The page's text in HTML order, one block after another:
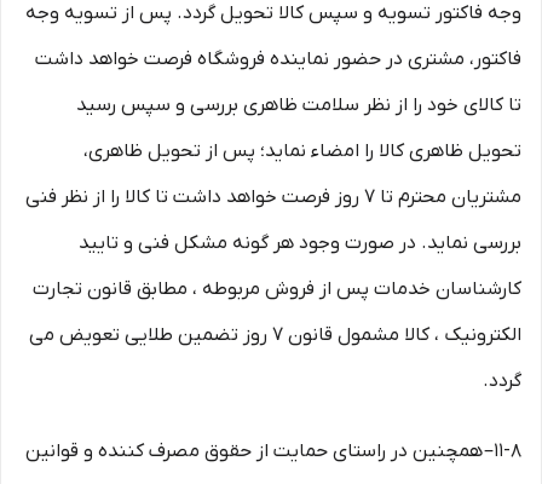
وجه فاکتور تسویه و سپس کالا تحویل گردد. پس از تسویه وجه
فاکتور، مشتری در حضور نماینده فروشگاه فرصت خواهد داشت
تا کالای خود را از نظر سلامت ظاهری بررسی و سپس رسید
تحویل ظاهری کالا را امضاء نماید؛ پس از تحویل ظاهری،
مشتریان محترم تا ۷ روز فرصت خواهد داشت تا کالا را از نظر فنی
بررسی نماید. در صورت وجود هر گونه مشکل فنی و تایید
کارشناسان خدمات پس از فروش مربوطه ، مطابق قانون تجارت
الکترونیک ، کالا مشمول قانون ۷ روز تضمین طلایی تعویض می
گردد.
۱۱-۸– همچنین در راستای حمایت از حقوق مصرف کننده و قوانین